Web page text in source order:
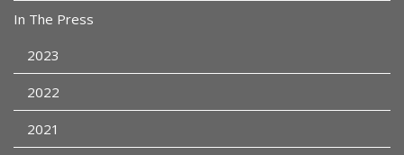
In The Press
2023
2022
2021